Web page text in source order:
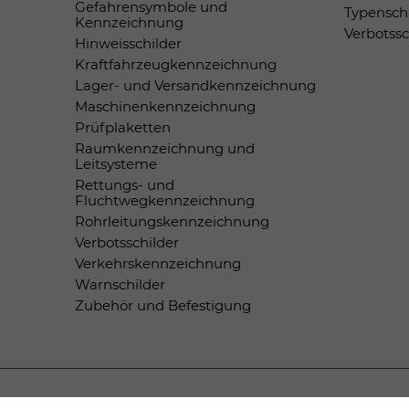
Gefahrensymbole und
Kennzeichnung
Hinweisschilder
Kraftfahrzeugkennzeichnung
Lager- und Versandkennzeichnung
Maschinenkennzeichnung
Prüfplaketten
Raumkennzeichnung und
Leitsysteme
Rettungs- und
Fluchtwegkennzeichnung
Rohrleitungskennzeichnung
Verbotsschilder
Verkehrskennzeichnung
Warnschilder
Zubehör und Befestigung